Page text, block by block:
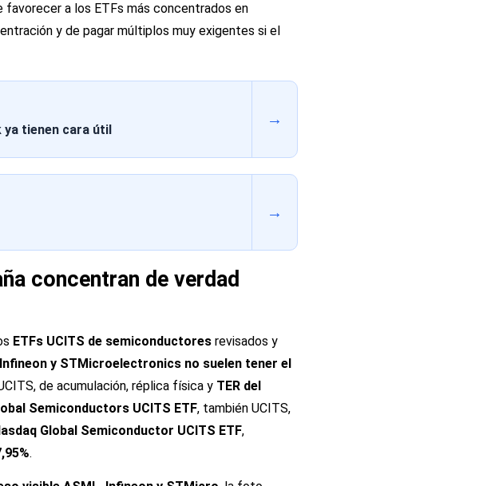
a los ETFs más concentrados en
y de pagar múltiplos muy exigentes si el
ya tienen cara útil
→
→
concentran de verdad
ETFs UCITS de semiconductores revisados y
Infineon y STMicroelectronics no suelen tener el
de acumulación, réplica física y TER del
Semiconductors UCITS ETF, también UCITS,
Global Semiconductor UCITS ETF,
.